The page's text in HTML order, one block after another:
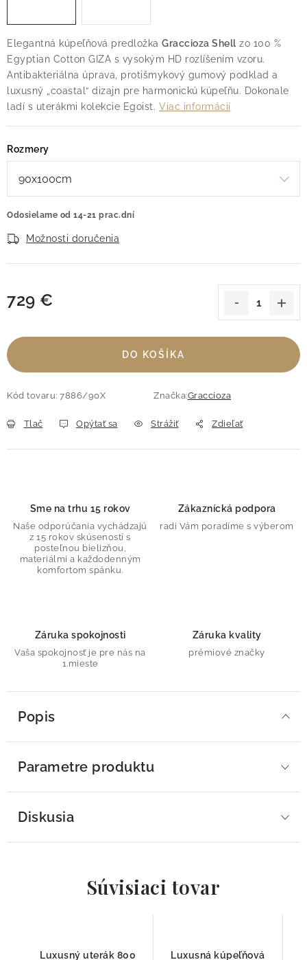
Elegantná kúpeľňová predložka Graccioza Shell zo 100 %
Egyptian Cotton GIZA s vysokým HD rozlíšením vzoru.
Antibakteriálna úprava, protišmykový gumový podklad a
luxusný „coastal“ dizajn pre harmonickú kúpeľňu. Dokonale
ladí s uterákmi kolekcie Egoist. Viac informácií
Rozmery
Odosielame od 14-21 prac.dní
Možnosti doručenia
729 €
DO KOŠÍKA
Kód tovaru: 7886/90X Značka:Graccioza
Tlač Opýtať sa Strážiť Zdieľať
Sme na trhu 15 rokov
Naše odporúčania vychádzajú
z 15 rokov skúseností s
posteľnou bielizňou,
materiálmi a každodenným
komfortom spánku.
Zákaznícká podpora
radi Vám poradíme s výberom
Záruka spokojnosti
Vaša spokojnosť je pre nás na
1.mieste
Záruka kvality
prémiové značky
Popis
Parametre produktu
Diskusia
Súvisiaci tovar
Luxusný uterák 800 Luxusná kúpeľňová